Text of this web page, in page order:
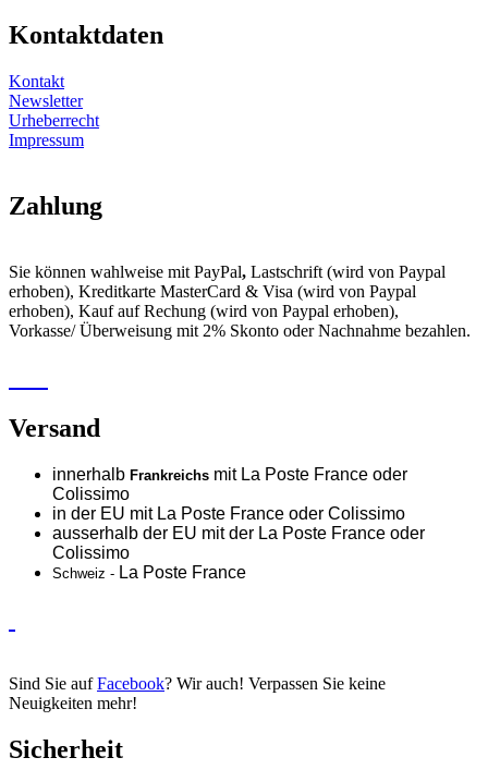
Kontaktdaten
Kontakt
Newsletter
Urheberrecht
Impressum
Zahlung
Sie können wahlweise mit PayPal, Lastschrift (wird von Paypal
erhoben), Kreditkarte MasterCard & Visa (wird von Paypal
erhoben), Kauf auf Rechung (wird von Paypal erhoben),
Vorkasse/ Überweisung mit 2% Skonto oder Nachnahme bezahlen.
Versand
innerhalb Frankreichs mit La Poste France oder
Colissimo
in der EU mit La Poste France oder Colissimo
ausserhalb der EU mit der La Poste France oder
Colissimo
Schweiz - La Poste France
Sind Sie aufFacebook? Wir auch! Verpassen Sie keine
Neuigkeiten mehr!
Sicherheit